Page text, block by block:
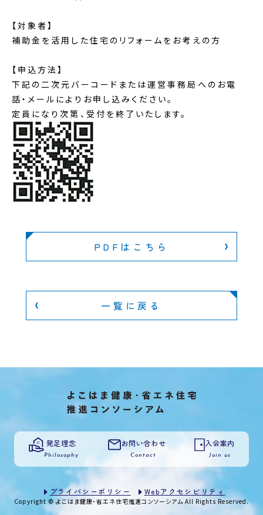
【対象者】
補助金を活用した住宅のリフォームをお考えの方
【申込方法】
下記の二次元バーコードまたは運営事務局へのお電
話・メールによりお申し込みください。
定員になり次第、受付を終了いたします。
PDFはこちら
一覧に戻る
発足理念
Philosophy
お問い合わせ
Contact
入会案内
Join us
プライバシーポリシー Webアクセシビリティ
Copyright © よこはま健康・省エネ住宅推進コンソーシアム All Rights Reserved.